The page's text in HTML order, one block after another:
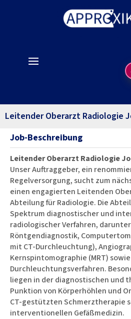
Leitender Oberarzt Radiologie
Job-Beschreibung
Leitender Oberarzt Radiologie
Unser Auftraggeber, ein
Regelversorgung, sucht zum
einen engagierten Leitenden
Abteilung für Radiologie. Die
Spektrum diagnostischer und
radiologischer Verfahren,
Röntgendiagnostik,
mit CT-Durchleuchtung),
Kernspintomographie (MRT) sowie
Durchleuchtungsverfahren.
liegen in der diagnostischen und
Punktion von Körperhöhlen und
CT-gestützten Schmerztherapie
interventionellen Gefäßmedizin.